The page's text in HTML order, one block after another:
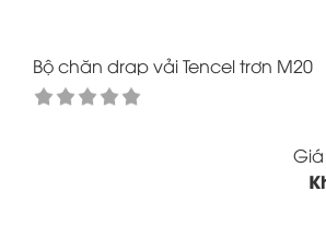
Bộ chăn drap vải Tencel trơn M20